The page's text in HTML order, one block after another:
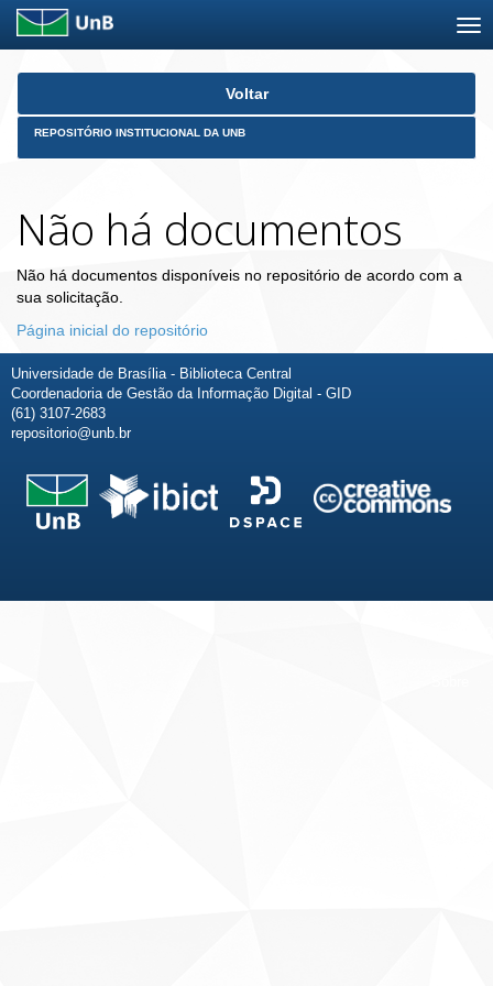
Skip
Voltar
REPOSITÓRIO INSTITUCIONAL DA UNB
Não há documentos
Não há documentos disponíveis no repositório de acordo com a
sua solicitação.
Página inicial do repositório
Universidade de Brasília - Biblioteca Central
Coordenadoria de Gestão da Informação Digital - GID
(61) 3107-2683
repositorio@unb.br